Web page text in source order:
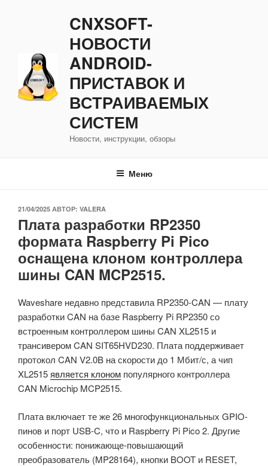
CNXSOFT-
НОВОСТИ
ANDROID-
ПРИСТАВОК И
ВСТРАИВАЕМЫХ
СИСТЕМ
Новости, инструкции, обзоры
Меню
ОПУБЛИКОВАНО
21/04/2025 АВТОР: VALERA
Плата разработки RP2350
формата Raspberry Pi Pico
оснащена клоном контроллера
шины CAN MCP2515.
Waveshare недавно представила RP2350-CAN — плату
разработки CAN на базе Raspberry Pi RP2350 со
встроенным контроллером шины CAN XL2515 и
трансивером CAN SIT65HVD230. Плата поддерживает
протокол CAN V2.0B на скорости до 1 Мбит/с, а чип
XL2515является клоном популярного контроллера
CAN Microchip MCP2515.
Плата включает те же 26 многофункциональных GPIO-
пинов и порт USB-C, что и Raspberry Pi Pico 2. Другие
особенности: понижающе-повышающий
преобразователь (MP28164), кнопки BOOT и RESET,